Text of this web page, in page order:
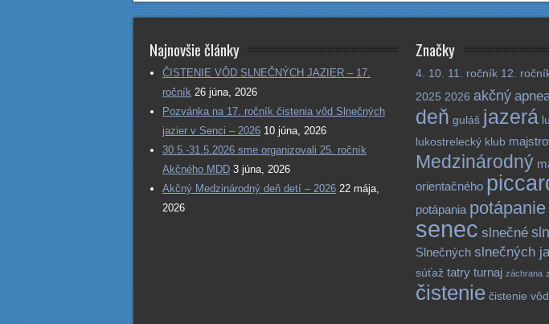
Najnovšie články
ČISTENIE VÔD SLNEČNÝCH JAZIER – 17.
ročník 26 júna, 2026
Pozvánka na 17. ročník čistenia vôd Slnečných
jazier v Senci – 2026 10 júna, 2026
30.5.-31.5.2026 sme organizovali 25. ročník
Akčného MDD 3 júna, 2026
Akčný Medzinárodný deň detí – 2026 22 mája,
2026
Značky
4. 10. 11. ročník 12.
2025 2026 akčný
deň guláš jazerá
lukostrelecký klub
Medzinárodný
orientačného
potápania potápanie
senec slnečné
Slnečných slnečných
súťaž tatry turnaj záchrana
čistenie čistenie vôd